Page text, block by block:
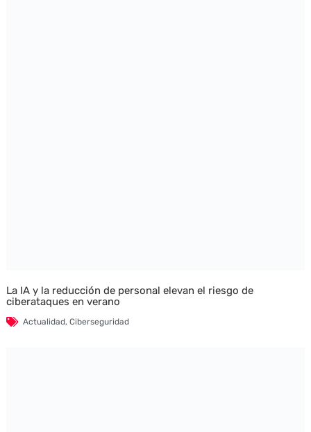
La IA y la reducción de personal elevan el riesgo de
ciberataques en verano
Actualidad, Ciberseguridad